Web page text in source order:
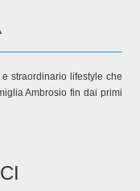
straordinario lifestyle che
Ambrosio fin dai primi